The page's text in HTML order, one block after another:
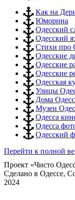
Как на
Юморина
Одесский
Одесский
Стихи про
Одесские
Одесские
Одесские
Одесская
Улицы
Дома
Музеи
Одесса
Одесса
Одесский
Перейти к полной
Проект «Чисто
Сделано в Одессе,
2024